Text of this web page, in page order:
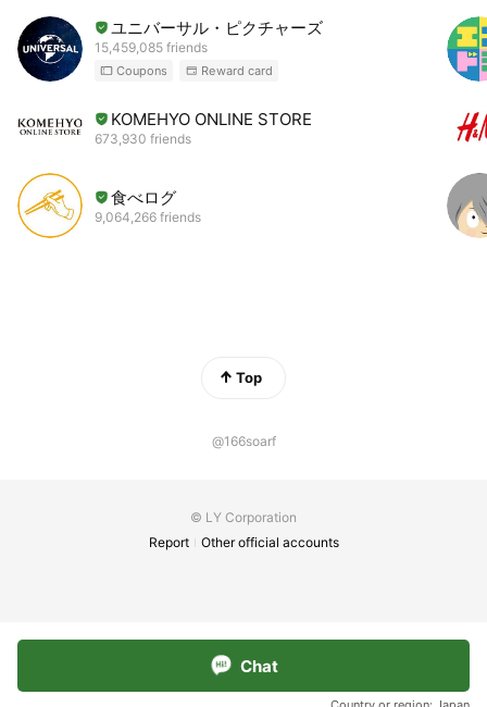
ユニバーサル・ピクチャーズ
15,459,085 friends
Coupons Reward card
KOMEHYO ONLINE STORE
673,930 friends
食べログ
9,064,266 friends
Top
@166soarf
© LY Corporation
Report
Other official accounts
Chat